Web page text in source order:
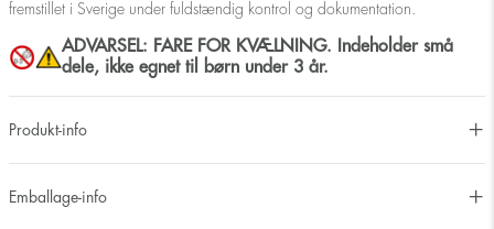
fremstillet i Sverige under fuldstændig kontrol og dokumentation.
ADVARSEL: FARE FOR KVÆLNING. Indeholder små
dele, ikke egnet til børn under 3 år.
Produkt-info
Emballage-info